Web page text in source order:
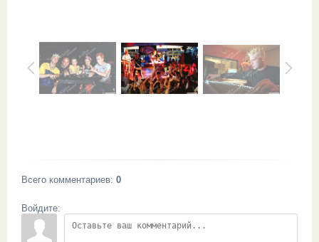
Всего комментариев: 0
Войдите: